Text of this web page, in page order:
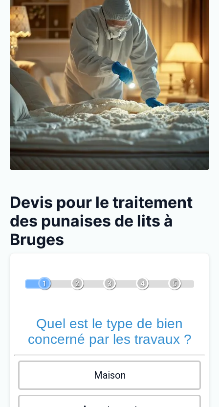
Devis pour le traitement
des punaises de lits à
Bruges
1 2 3 4 5
Quel est le type de bien
concerné par les travaux ?
Maison